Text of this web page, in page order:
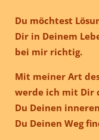
Du möchtest
Dir in Deinem
bei mir richtig.
Mit meiner Art des
werde ich mit Dir
Du Deinen
Du Deinen Weg